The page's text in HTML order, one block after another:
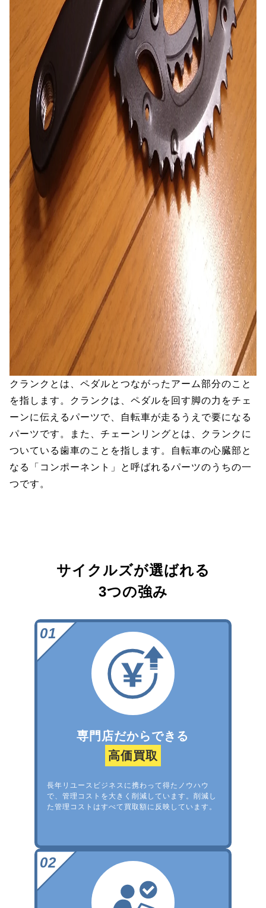
クランクとは、ペダルとつながったアーム部分のこと
を指します。クランクは、ペダルを回す脚の力をチェ
ーンに伝えるパーツで、自転車が走るうえで要になる
パーツです。また、チェーンリングとは、クランクに
ついている歯車のことを指します。自転車の心臓部と
なる「コンポーネント」と呼ばれるパーツのうちの一
つです。
サイクルズが選ばれる
3つの強み
専門店だからできる
高価買取
長年リユースビジネスに携わって得たノウハウ
で、管理コストを大きく削減しています。削減し
た管理コストはすべて買取額に反映しています。